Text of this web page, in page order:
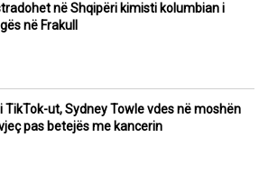
në Shqipëri kimisti kolumbian i
në Frakull
TikTok-ut, Sydney Towle vdes në moshën
pas betejës me kancerin